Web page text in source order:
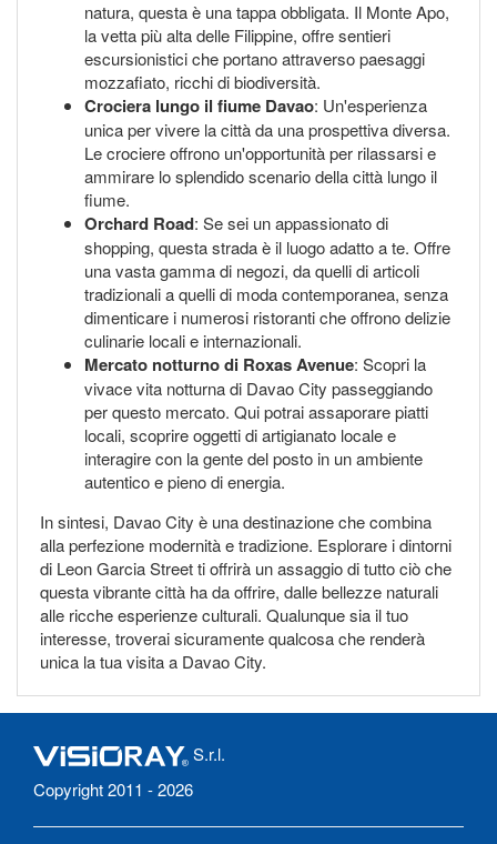
natura, questa è una tappa obbligata. Il Monte Apo,
la vetta più alta delle Filippine, offre sentieri
escursionistici che portano attraverso paesaggi
mozzafiato, ricchi di biodiversità.
Crociera lungo il fiume Davao: Un'esperienza
unica per vivere la città da una prospettiva diversa.
Le crociere offrono un'opportunità per rilassarsi e
ammirare lo splendido scenario della città lungo il
fiume.
Orchard Road: Se sei un appassionato di
shopping, questa strada è il luogo adatto a te. Offre
una vasta gamma di negozi, da quelli di articoli
tradizionali a quelli di moda contemporanea, senza
dimenticare i numerosi ristoranti che offrono delizie
culinarie locali e internazionali.
Mercato notturno di Roxas Avenue: Scopri la
vivace vita notturna di Davao City passeggiando
per questo mercato. Qui potrai assaporare piatti
locali, scoprire oggetti di artigianato locale e
interagire con la gente del posto in un ambiente
autentico e pieno di energia.
In sintesi, Davao City è una destinazione che combina
alla perfezione modernità e tradizione. Esplorare i dintorni
di Leon Garcia Street ti offrirà un assaggio di tutto ciò che
questa vibrante città ha da offrire, dalle bellezze naturali
alle ricche esperienze culturali. Qualunque sia il tuo
interesse, troverai sicuramente qualcosa che renderà
unica la tua visita a Davao City.
S.r.l.
Copyright 2011 - 2026